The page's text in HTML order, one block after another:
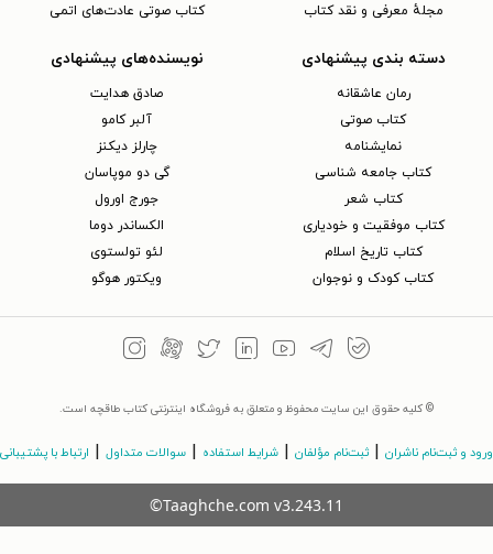
مجلهٔ معرفی و نقد کتاب
کتاب صوتی عادت‌های اتمی
دسته بندی پیشنهادی
رمان عاشقانه
کتاب‌ صوتی
نمایشنامه
کتاب جامعه شناسی
کتاب شعر
کتاب موفقیت و خودیاری
کتاب تاریخ اسلام
کتاب کودک و نوجوان
نویسنده‌های پیشنهادی
صادق هدایت
آلبر کامو
چارلز دیکنز
گی دو موپاسان
جورج اورول
الکساندر دوما
لئو تولستوی
ویکتور هوگو
© کلیه حقوق این سایت محفوظ و متعلق به فروشگاه اینترنتی کتاب طاقچه است.
ورود و ثبت‌نام ناشران ثبت‌نام مؤلفان شرایط استفاده سوالات متداول ارتباط با پشتیبانی
©Taaghche.com v3.243.11